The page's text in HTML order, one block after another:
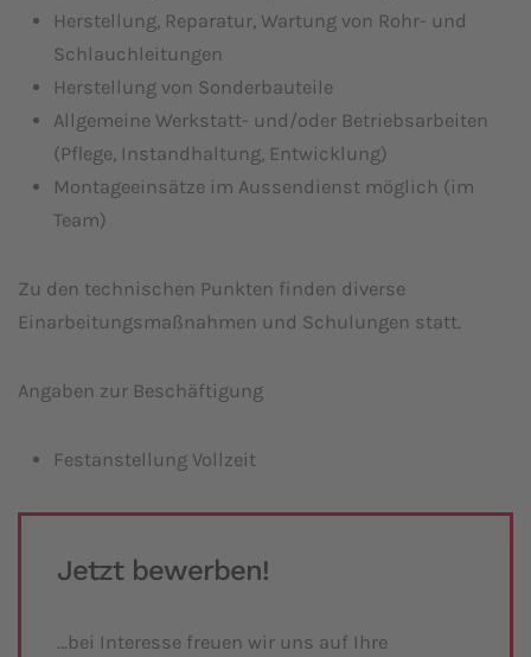
Herstellung, Reparatur, Wartung von Rohr- und
Schlauchleitungen
Herstellung von Sonderbauteile
Allgemeine Werkstatt- und/oder Betriebsarbeiten
(Pflege, Instandhaltung, Entwicklung)
Montageeinsätze im Aussendienst möglich (im
Team)
Zu den technischen Punkten finden diverse
Einarbeitungsmaßnahmen und Schulungen statt.
Angaben zur Beschäftigung
Festanstellung Vollzeit
Jetzt bewerben!
…bei Interesse freuen wir uns auf Ihre